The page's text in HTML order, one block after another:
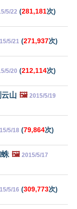
5/22 (281,181次)
5/21 (271,937次)
5/20 (212,114次)
山 🖼️ 2015/5/19
5/18 (79,864次)
蛛 🖼️ 2015/5/17
5/16 (309,773次)